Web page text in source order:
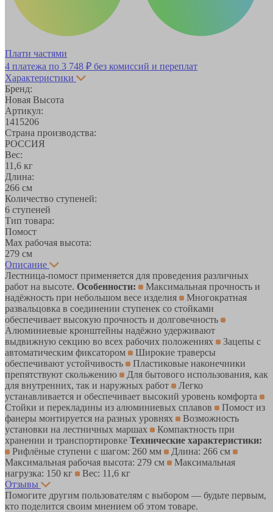
Плати частями
4 платежа по 3 748 ₽ без комиссий и переплат
Характеристики
Бренд:
Новая Высота
Артикул:
1415206
Страна производства:
РОССИЯ
Вес:
11,6 кг
Длина:
266 см
Количество ступеней:
6 ступеней
Тип товара:
Помост
Max рабочая высота:
279 см
Описание
Лестница-помост применяется для проведения различных
работ на высоте. Особенности:
Максимальная прочность и
надёжность при небольшом весе изделия
Многократная
развальцовка в соединении ступенек со стойками
обеспечивает высокую прочность и долговечность
Алюминиевые кронштейны надёжно удерживают
выдвижную секцию во всех рабочих положениях
Зацепы с
автоматическим фиксатором
Широкие траверсы
обеспечивают устойчивость
Пластиковые наконечники
препятствуют скольжению
Для бытового использования, как
для внутренних, так и наружных работ
Легко
устанавливается и обеспечивает высокий уровень комфорта
Стойки и перекладины из алюминиевых сплавов
Помост из
фанеры монтируется на разных уровнях
Возможность
установки на лестничных маршах
Компактность при
хранении и транспортировке Технические характеристики:
Рифлёные ступени с шагом: 260 мм
Длина: 266 см
Максимальная рабочая высота: 279 см
Максимальная
нагрузка: 150 кг
Вес: 11,6 кг
Отзывы
Помогите другим пользователям с выбором — будьте первым,
кто поделится своим мнением об этом товаре.